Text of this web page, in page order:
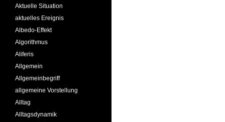
Aktuelle Situation
aktuelles Ereignis
Albedo-Effekt
Algorithmus
Aliferis
Allgemein
Allgemeinbegriff
allgemeine Vorstellung
Alltag
Alltagsdynamik